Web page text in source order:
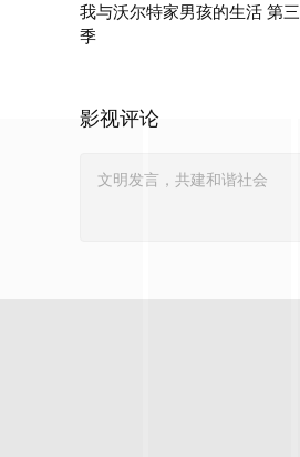
我与沃尔特家男孩的生活 第三
季
影视评论